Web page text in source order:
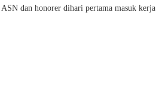
dan honorer dihari pertama masuk kerja.